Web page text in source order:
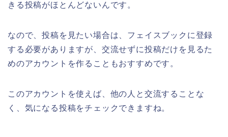
きる投稿がほとんどないんです。
なので、投稿を見たい場合は、フェイスブックに登録
する必要がありますが、交流せずに投稿だけを見るた
めのアカウントを作ることもおすすめです。
このアカウントを使えば、他の人と交流することな
く、気になる投稿をチェックできますね。